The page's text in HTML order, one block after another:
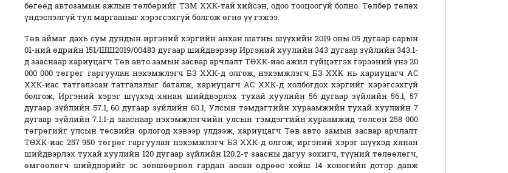
бөгөөд автозамын ажлын төлбөрийг ТЗМ ХХК-тай хийсэн, одоо тооцоогүй болно. Төлбөр төлөх
үндэслэлгүй тул маргааныг хэрэгсэхгүй болгож өгнө үү гэжээ.
Төв аймаг дахь сум дундын иргэний хэргийн анхан шатны шүүхийн 2019 оны 05 дугаар сарын
01-ний өдрийн 151/ШШ2019/00483 дугаар шийдвэрээр Иргэний хуулийн 343 дугаар зүйлийн 343.1-
д зааснаар хариуцагч Төв авто замын засвар арчлалт ТӨХК-иас ажил гүйцэтгэх гэрээний үнэ 20
000 000 төгрөг гаргуулан нэхэмжлэгч БЗ ХХК-д олгож, нэхэмжлэгч БЗ ХХК нь хариуцагч АС
ХХК-иас татгалзсан татгалзлыг баталж, хариуцагч АС ХХК-д холбогдох хэргийг хэрэгсэхгүй
болгож, Иргэний хэрэг шүүхэд хянан шийдвэрлэх тухай хуулийн 56 дугаар зүйлийн 56.1, 57
дугаар зүйлийн 57.1, 60 дугаар зүйлийн 60.1, Улсын тэмдэгтийн хураамжийн тухай хуулийн 7
дугаар зүйлийн 7.1.1-д зааснаар нэхэмжлэгчийн улсын тэмдэгтийн хураамжид төлсөн 258 000
төгрөгийг улсын төсвийн орлогод хэвээр үлдээж, хариуцагч Төв авто замын засвар арчлалт
ТӨХК-иас 257 950 төгрөг гаргуулан нэхэмжлэгч БЗ ХХК-д олгож, иргэний хэрэг шүүхэд хянан
шийдвэрлэх тухай хуулийн 120 дугаар зүйлийн 120.2-т заасны дагуу зохигч, түүний төлөөлөгч,
өмгөөлөгч шийдвэрийг эс зөвшөөрвөл гардан авсан өдрөөс хойш 14 хоногийн дотор давж